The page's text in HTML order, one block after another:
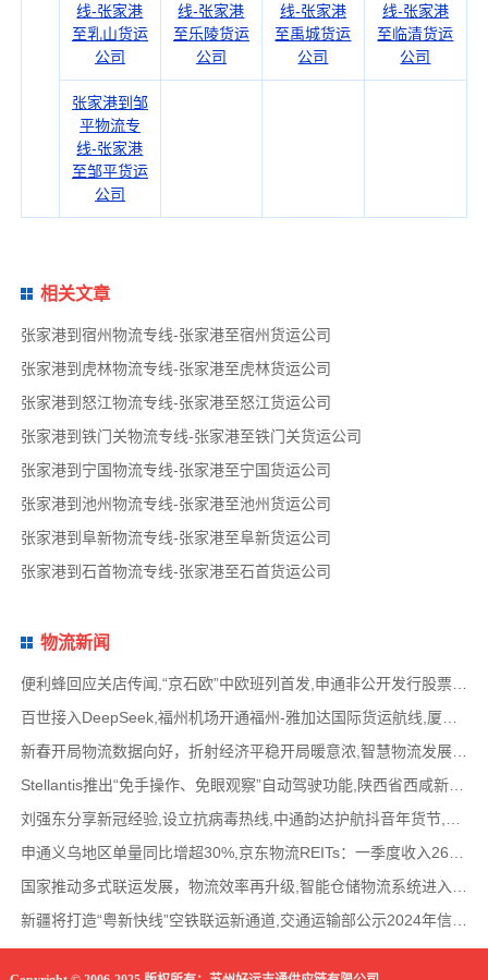
线-张家港
至乳山货运
公司
线-张家港
至乐陵货运
公司
线-张家港
至禹城货运
公司
线-张家港
至临清货运
公司
张家港到邹
平物流专
线-张家港
至邹平货运
公司
相关文章
张家港到宿州物流专线-张家港至宿州货运公司
张家港到虎林物流专线-张家港至虎林货运公司
张家港到怒江物流专线-张家港至怒江货运公司
张家港到铁门关物流专线-张家港至铁门关货运公司
张家港到宁国物流专线-张家港至宁国货运公司
张家港到池州物流专线-张家港至池州货运公司
张家港到阜新物流专线-张家港至阜新货运公司
张家港到石首物流专线-张家港至石首货运公司
物流新闻
便利蜂回应关店传闻,“京石欧”中欧班列首发,申通非公开发行股票方案失效,老挝中通和老挝
百世接入DeepSeek,福州机场开通福州-雅加达国际货运航线,厦门拟立法保障网约配送员劳动权益
新春开局物流数据向好，折射经济平稳开局暖意浓,智慧物流发展迅猛，新一代信息技术深度融
Stellantis推出“免手操作、免眼观察”自动驾驶功能,陕西省西咸新区公示首批智能网联道路测试
新疆将打造“粤新快线”空铁联运新通道,交通运输部公示2024年信用交通典型案例,网络货运平